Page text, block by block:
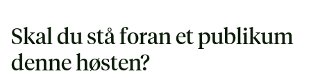
Skal du stå foran et publikum
denne høsten?